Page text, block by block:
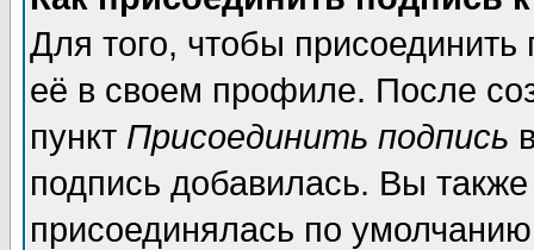
Для того, чтобы
её в своем профиле. После
пункт Присоединить подпись
подпись добавилась. Вы
присоединялась по